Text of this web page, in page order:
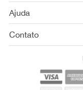
Ajuda
Contato